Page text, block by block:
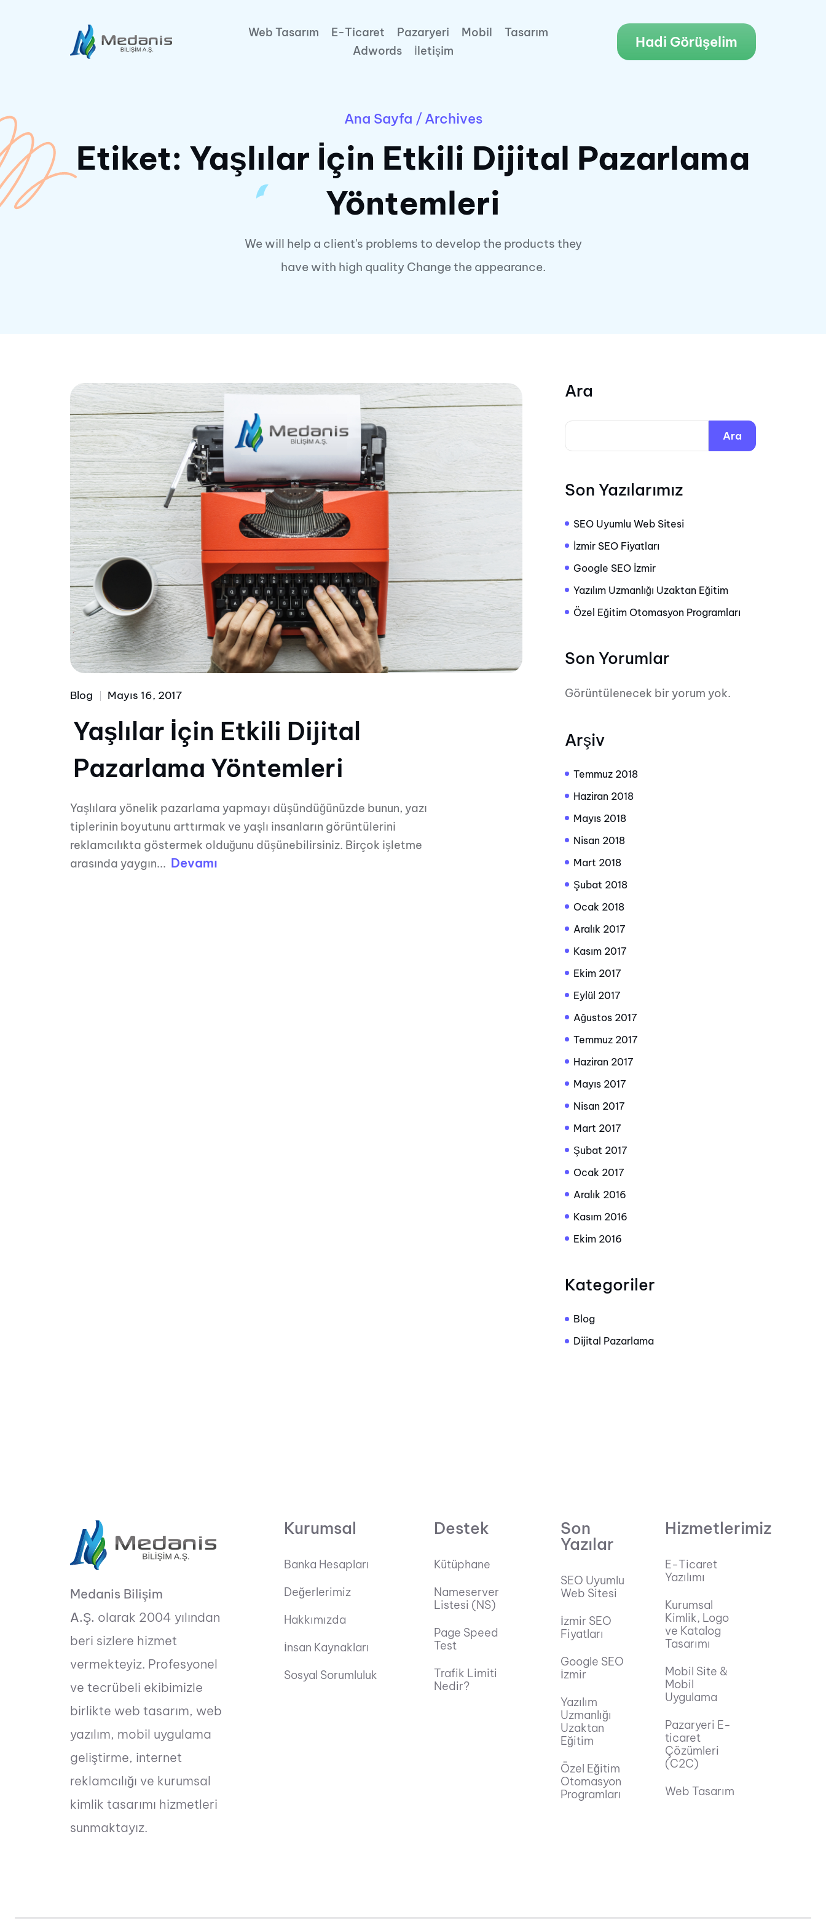
Web Tasarım E-Ticaret Pazaryeri Mobil
Tasarım
Adwords
İletişim
Hadi Görüşelim
Ana Sayfa /Archives
Etiket: Yaşlılar İçin Etkili Dijital Pazarlama
Yöntemleri
We will help a client's problems to develop the products they
have with high quality Change the appearance.
Blog Mayıs 16, 2017
Yaşlılar İçin Etkili Dijital
Pazarlama Yöntemleri
Yaşlılara yönelik pazarlama yapmayı düşündüğünüzde bunun, yazı
tiplerinin boyutunu arttırmak ve yaşlı insanların görüntülerini
reklamcılıkta göstermek olduğunu düşünebilirsiniz. Birçok işletme
arasında yaygın... Devamı
Ara
Ara
Son Yazılarımız
SEO Uyumlu Web Sitesi
İzmir SEO Fiyatları
Google SEO İzmir
Yazılım Uzmanlığı Uzaktan Eğitim
Özel Eğitim Otomasyon Programları
Son Yorumlar
Görüntülenecek bir yorum yok.
Arşiv
Temmuz 2018
Haziran 2018
Mayıs 2018
Nisan 2018
Mart 2018
Şubat 2018
Ocak 2018
Aralık 2017
Kasım 2017
Ekim 2017
Eylül 2017
Ağustos 2017
Temmuz 2017
Haziran 2017
Mayıs 2017
Nisan 2017
Mart 2017
Şubat 2017
Ocak 2017
Aralık 2016
Kasım 2016
Ekim 2016
Kategoriler
Blog
Dijital Pazarlama
Medanis Bilişim
A.Ş. olarak 2004 yılından
beri sizlere hizmet
vermekteyiz. Profesyonel
ve tecrübeli ekibimizle
birlikte web tasarım, web
yazılım, mobil uygulama
geliştirme, internet
reklamcılığı ve kurumsal
kimlik tasarımı hizmetleri
sunmaktayız.
Kurumsal
Banka Hesapları
Değerlerimiz
Hakkımızda
İnsan Kaynakları
Sosyal Sorumluluk
Destek
Kütüphane
Nameserver
Listesi (NS)
Page Speed
Test
Trafik Limiti
Nedir?
Son
Yazılar
SEO Uyumlu
Web Sitesi
İzmir SEO
Fiyatları
Google SEO
İzmir
Yazılım
Uzmanlığı
Uzaktan
Eğitim
Özel Eğitim
Otomasyon
Programları
Hizmetlerimiz
E-Ticaret
Yazılımı
Kurumsal
Kimlik, Logo
ve Katalog
Tasarımı
Mobil Site &
Mobil
Uygulama
Pazaryeri E-
ticaret
Çözümleri
(C2C)
Web Tasarım